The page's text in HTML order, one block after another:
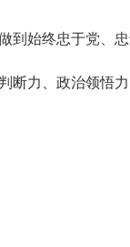
始终忠于党、忠
力、政治领悟